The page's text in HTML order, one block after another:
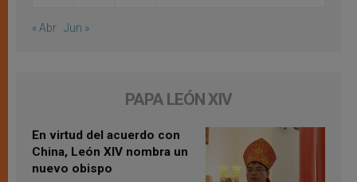
« Abr Jun »
PAPA LEÓN XIV
En virtud del acuerdo con
China, León XIV nombra un
nuevo obispo